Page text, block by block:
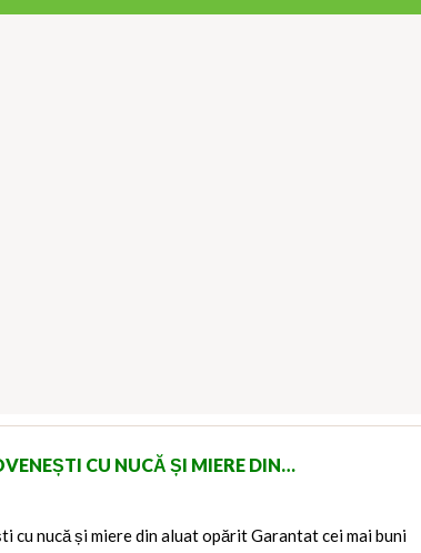
CU NUCĂ ȘI MIERE DIN…
cu nucă și miere din aluat opărit Garantat cei mai buni